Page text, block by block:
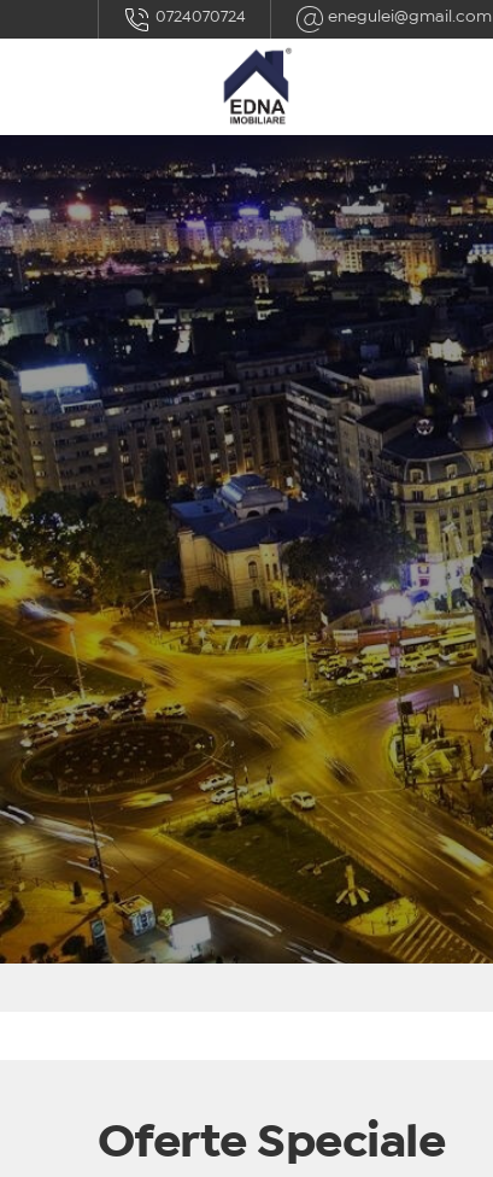
0724070724 enegulei@gmail.com
Oferte Speciale